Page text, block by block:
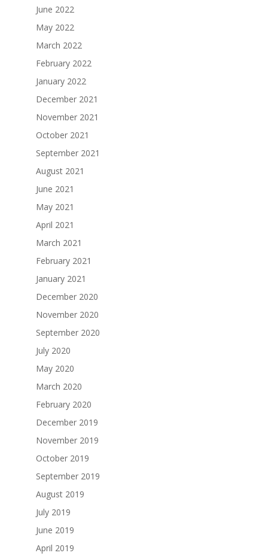
June 2022
May 2022
March 2022
February 2022
January 2022
December 2021
November 2021
October 2021
September 2021
August 2021
June 2021
May 2021
April 2021
March 2021
February 2021
January 2021
December 2020
November 2020
September 2020
July 2020
May 2020
March 2020
February 2020
December 2019
November 2019
October 2019
September 2019
August 2019
July 2019
June 2019
April 2019